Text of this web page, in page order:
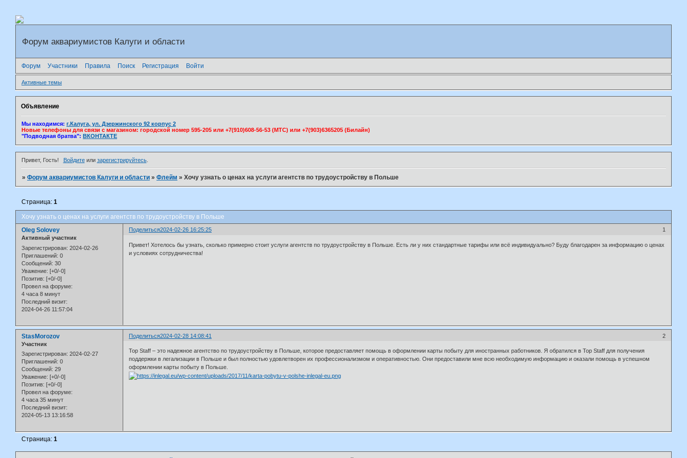
Форум аквариумистов Калуги и области
Форум Участники Правила Поиск Регистрация Войти
Активные темы
Объявление
Мы находимся: г.Калуга, ул. Дзержинского 92 корпус 2
Новые телефоны для связи с магазином: городской номер 595-205 или +7(910)608-56-53 (МТС) или +7(903)6365205 (Билайн)
"Подводная братва": ВКОНТАКТЕ
Привет, Гость! Войдитеили зарегистрируйтесь.
»Форум аквариумистов Калуги и области »Флейм »Хочу узнать о ценах на услуги агентств по трудоустройству в Польше
Хочу узнать о ценах на услуги агентств по трудоустройству в Польше
Страница:1
Поделиться 1
2024-02-26 16:25:25
Oleg Solovey
Активный участник
Зарегистрирован: 2024-02-26
Приглашений: 0
Сообщений: 30
Уважение: [+0/-0]
Позитив: [+0/-0]
Провел на форуме:
4 часа 8 минут
Последний визит:
2024-04-26 11:57:04
Привет! Хотелось бы узнать, сколько примерно стоит услуги агентств по трудоустройству в Польше. Есть ли у них стандартные тарифы или всё индивидуально? Буду благодарен за информацию о ценах
и условиях сотрудничества!
Поделиться 2
2024-02-28 14:08:41
StasMorozov
Участник
Зарегистрирован: 2024-02-27
Приглашений: 0
Сообщений: 29
Уважение: [+0/-0]
Позитив: [+0/-0]
Провел на форуме:
4 часа 35 минут
Последний визит:
2024-05-13 13:16:58
Top Staff – это надежное агентство по трудоустройству в Польше, которое предоставляет помощь в оформлении карты побыту для иностранных работников. Я обратился в Top Staff для получения
поддержки в легализации в Польше и был полностью удовлетворен их профессионализмом и оперативностью. Они предоставили мне всю необходимую информацию и оказали помощь в успешном
оформлении карты побыту в Польше.
Страница:1